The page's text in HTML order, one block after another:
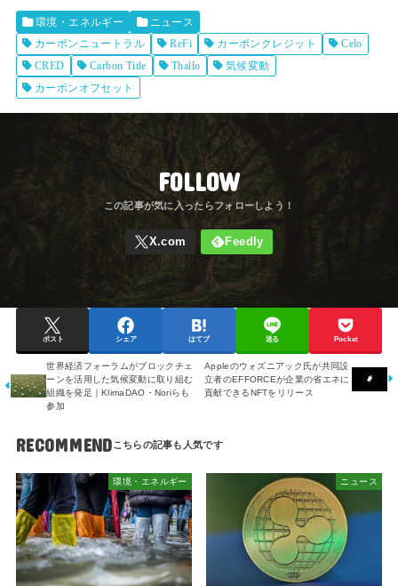
環境・エネルギー
ニュース
カーボンニュートラル
ReFi カーボンクレジット
Celo
CRED
Carbon Title Thallo
気候変動
カーボンオフセット
FOLLOW
ポスト シェア はてブ 送る Pocket
世界経済フォーラムがブロックチェ
ーンを活用した気候変動に取り組む
組織を発足｜KlimaDAO・Noriらも
参加
Appleのウォズニアック氏が共同設
立者のEFFORCEが企業の省エネに
貢献できるNFTをリリース
RECOMMEND
環境・エネルギー ニュース